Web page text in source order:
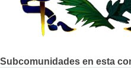
Subcomunidades en esta